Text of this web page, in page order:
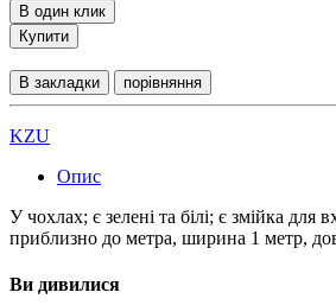
В один клик
Купити
В закладки порівняння
KZU
Опис
У чохлах; є зелені та білі; є змійка для
приблизно до метра, ширина 1 метр,
Ви дивилися